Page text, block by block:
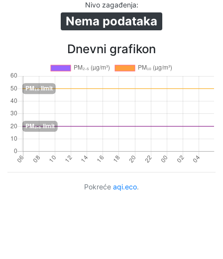
Nivo zagađenja:
Nema podataka
Dnevni grafikon
Pokreće aqi.eco.